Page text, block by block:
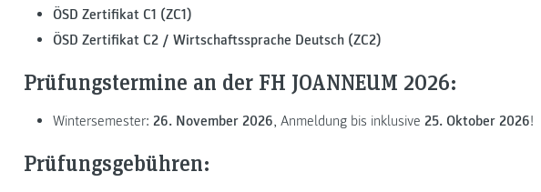
ÖSD Zertifikat C1 (ZC1)
ÖSD Zertifikat C2 / Wirtschaftssprache Deutsch (ZC2)
Prüfungstermine an der FH JOANNEUM 2026:
Wintersemester: 26. November 2026, Anmeldung bis inklusive 25. Oktober 2026!
Prüfungsgebühren: